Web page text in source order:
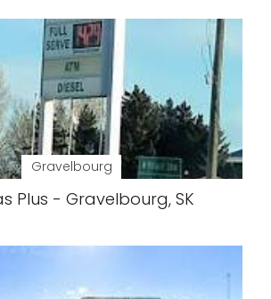
Gravelbourg
Plus - Gravelbourg, SK